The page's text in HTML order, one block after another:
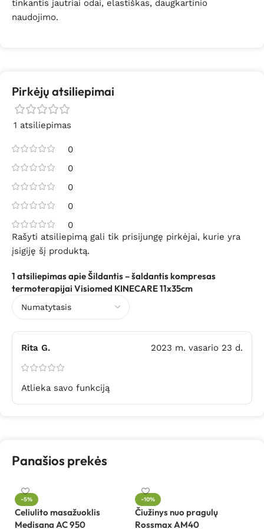
tinkantis jautriai odai, elastiškas, daugkartinio
naudojimo.
Pirkėjų atsiliepimai
1 atsiliepimas
0
0
0
0
0
1 atsiliepimas apieŠildantis – šaldantis kompresas
termoterapijai Visiomed KINECARE 11x35cm
Rita G. 2023 m. vasario 23 d.
Atlieka savo funkciją
Rašyti atsiliepimą gali tik prisijungę pirkėjai, kurie yra
įsigiję šį produktą.
Panašios prekės
-5%
Celiulito masažuoklis
Medisana AC 950
-10%
Čiužinys nuo pragulų
Rossmax AM40